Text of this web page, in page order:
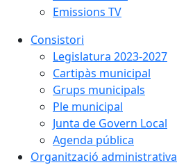
Emissions TV
Consistori
Legislatura 2023-2027
Cartipàs municipal
Grups municipals
Ple municipal
Junta de Govern Local
Agenda pública
Organització administrativa